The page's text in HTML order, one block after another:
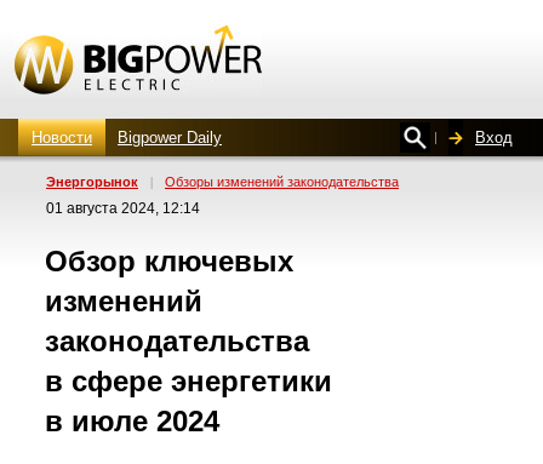
Новости Bigpower Daily Вход
Энергорынок | Обзоры изменений законодательства
01 августа 2024, 12:14
Обзор ключевых
изменений
законодательства
в сфере энергетики
в июле 2024